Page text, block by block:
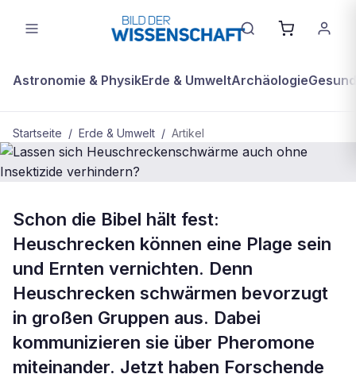
Astronomie & PhysikErde & UmweltArchäologie
Startseite / Erde & Umwelt / Artikel
ERDE & UMWELT
Lassen sich
Heuschreckenschwärme auch ohne
Insektizide verhindern?
Schon die Bibel hält fest:
Heuschrecken können eine Plage sein
und Ernten vernichten. Denn
Heuschrecken schwärmen bevorzugt
in großen Gruppen aus. Dabei
kommunizieren sie über Pheromone
miteinander. Jetzt haben Forschende